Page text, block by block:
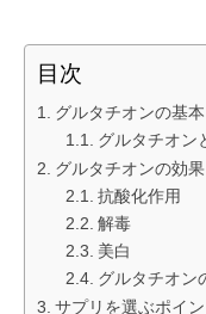
目次
グルタチオンの基本
グルタチオン
グルタチオンの効果
抗酸化作用
解毒
美白
グルタチオン
サプリを選ぶポイン